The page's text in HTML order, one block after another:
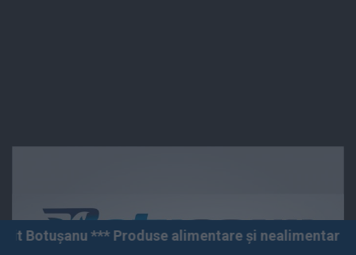
alimentare și nealimentare *** Vânzări